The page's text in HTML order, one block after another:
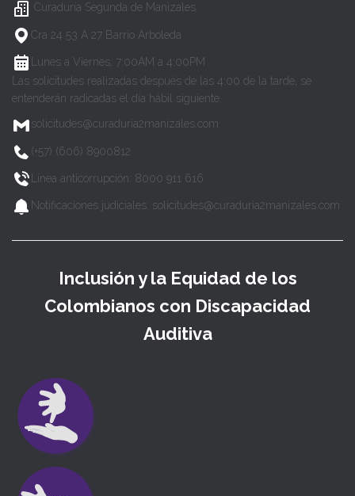
Curaduría Segunda de Manizales
Cra 24 53 A 27 Barrio Arboleda
Lunes a Viernes, 7:00AM a 4:00PM
Las solicitudes realizadas después de las 4:00 de la tarde, se
entenderán radicadas el día hábil siguiente.
solicitudes@curaduria2manizales.com
(+57) (606) 8900812
Línea anticorrupción: 8000 911 616
Notificaciones judiciales: solicitudes@curaduria2manizales.com
Inclusión y la Equidad de los
Colombianos con Discapacidad
Auditiva